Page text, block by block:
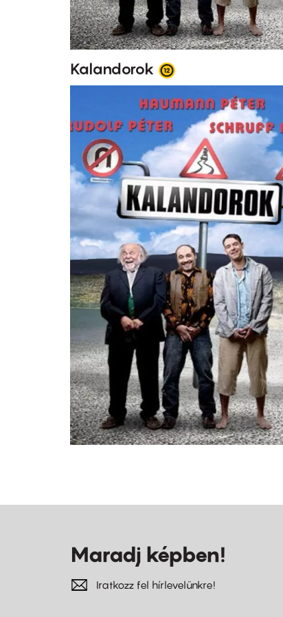
Kalandorok
Maradj képben!
Iratkozz fel hírlevelünkre!